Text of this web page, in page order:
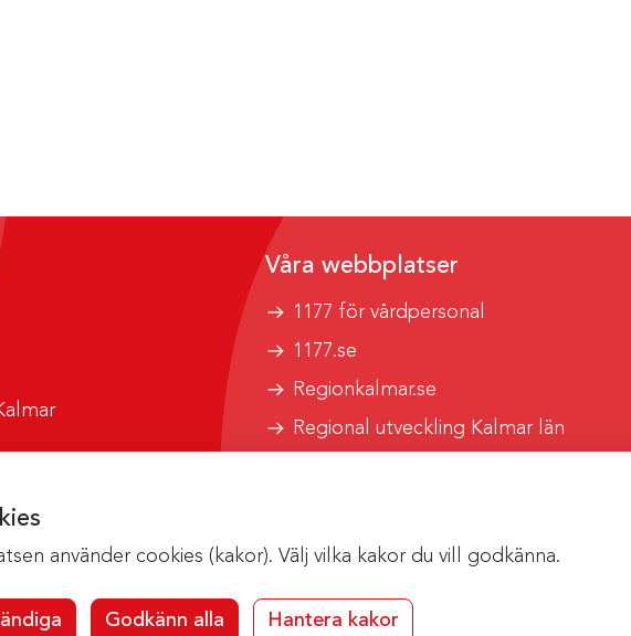
använder cookies (kakor). Välj vilka kakor du vill godkänna.
Godkänn alla Hantera kakor
Våra webbplatser
1177 för vårdpersonal
1177.se
Regionkalmar.se
Regional utveckling Kalmar län